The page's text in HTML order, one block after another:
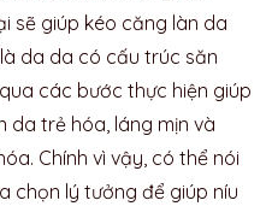
sẽ giúp kéo căng làn da
da da có cấu trúc săn
các bước thực hiện giúp
da trẻ hóa, láng mịn và
Chính vì vậy, có thể nói
chọn lý tưởng để giúp níu